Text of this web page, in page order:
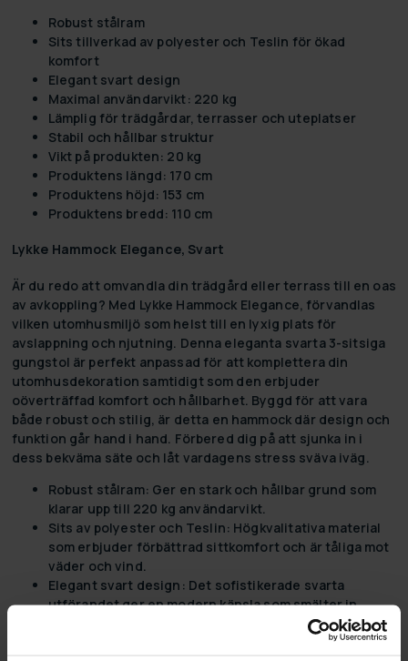
Robust stålram
Sits tillverkad av polyester och Teslin för ökad
komfort
Elegant svart design
Maximal användarvikt: 220 kg
Lämplig för trädgårdar, terrasser och uteplatser
Stabil och hållbar struktur
Vikt på produkten: 20 kg
Produktens längd: 170 cm
Produktens höjd: 153 cm
Produktens bredd: 110 cm
Lykke Hammock Elegance, Svart
Är du redo att omvandla din trädgård eller terrass till en oas
av avkoppling? Med Lykke Hammock Elegance, förvandlas
vilken utomhusmiljö som helst till en lyxig plats för
avslappning och njutning. Denna eleganta svarta 3-sitsiga
gungstol är perfekt anpassad för att komplettera din
utomhusdekoration samtidigt som den erbjuder
oöverträffad komfort och hållbarhet. Byggd för att vara
både robust och stilig, är detta en hammock där design och
funktion går hand i hand. Förbered dig på att sjunka in i
dess bekväma säte och låt vardagens stress sväva iväg.
Robust stålram: Ger en stark och hållbar grund som
klarar upp till 220 kg användarvikt.
Sits av polyester och Teslin: Högkvalitativa material
som erbjuder förbättrad sittkomfort och är tåliga mot
väder och vind.
Elegant svart design: Det sofistikerade svarta
utförandet ger en modern känsla som smälter in
Idealisk för användning i